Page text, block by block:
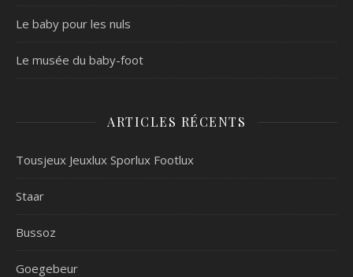
Le baby pour les nuls
Le musée du baby-foot
ARTICLES RÉCENTS
Tousjeux Jeuxlux Sporlux Footlux
Staar
Bussoz
Goegebeur